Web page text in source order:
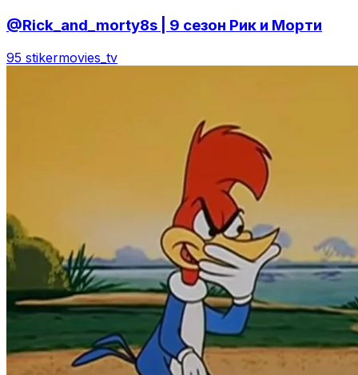
@Rick_and_morty8s | 9 сезон Рик и Морти
95 stikermovies_tv